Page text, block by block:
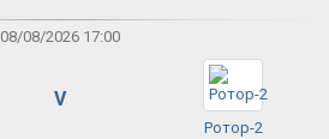
08/08/2026 17:00
V
Ротор-2